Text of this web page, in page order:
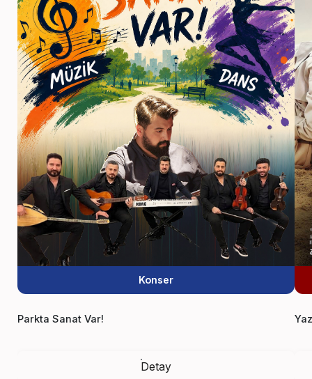
Konser
Parkta Sanat Var!
Detay